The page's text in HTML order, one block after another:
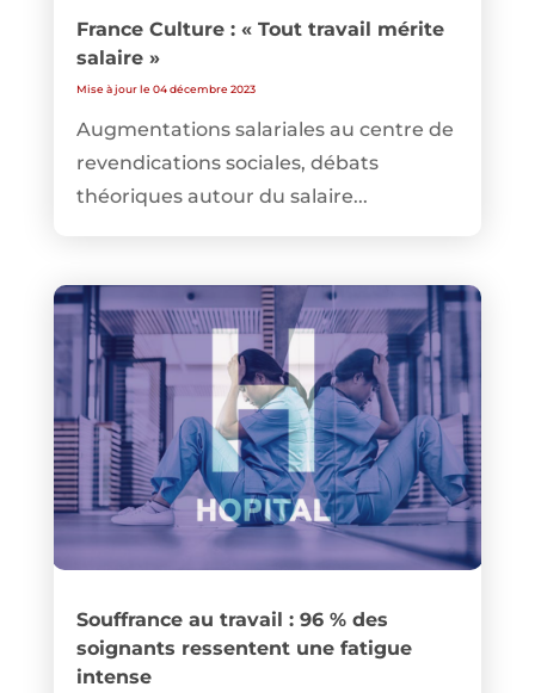
France Culture : « Tout travail mérite
salaire »
Mise à jour le 04 décembre 2023
Augmentations salariales au centre de
revendications sociales, débats
théoriques autour du salaire...
Souffrance au travail : 96 % des
soignants ressentent une fatigue
intense